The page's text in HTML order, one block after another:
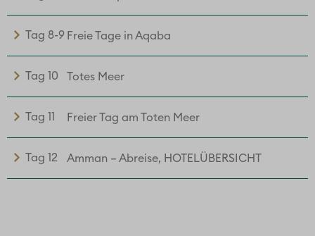
Tag 8-9 Freie Tage in Aqaba
Tag 10 Totes Meer
Tag 11 Freier Tag am Toten Meer
Tag 12 Amman – Abreise, HOTELÜBERSICHT